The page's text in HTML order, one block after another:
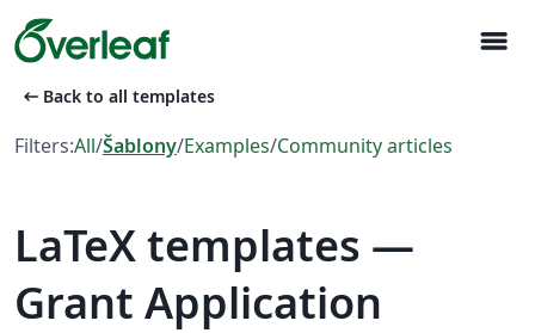
menu
arrow_left_alt Back to all templates
Filters:All/Šablony/Examples/Community articles
LaTeX templates —
Grant Application